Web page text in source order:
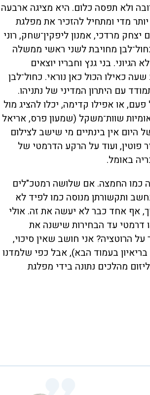
ולא תפסה כלום. היא מציגה ארבעה
מדי ומתחיל להזכיר את מפלגת
של 1999 עם יצחק מרדכי, אמנון ליפקין־שחק, רוני
מחויבת לשני ראשי ממשלה
הגיוני. בני גנץ וחבריו יוצאים
כאילו הכול כאן נוראי. כחול־לבן
עם היתרון המדיני של נתניהו.
או אפילו קדימה, יכלו להציג מול
שוות־משקל (שמעון פרס, אריאל
היום אין בינתיים מי שישב לצילום
פוטין, ועוד על הרקע הדרמטי של
באומל.
כמו החמצה. אם שלושה רמטכ"לים
ותקשורתן מנוסה כמו לפיד לא
אף אחד כבר לא יעשה את זה. אולי
דרמטי עד הבחירות שישנה את
על הרוטציה? אני חושב שאין סיכוי,
בריאיון בעמוד הבא), אבל כפי שלמדנו
מהלכים נתונה בידי מפלגת